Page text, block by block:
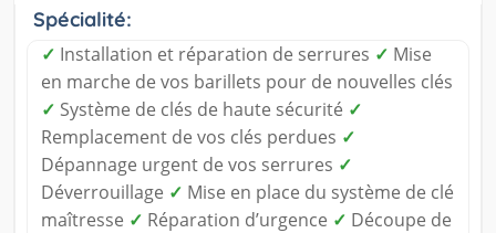
Spécialité:
✓ Installation et réparation de serrures ✓ Mise
en marche de vos barillets pour de nouvelles clés
✓ Système de clés de haute sécurité ✓
Remplacement de vos clés perdues ✓
Dépannage urgent de vos serrures ✓
Déverrouillage ✓ Mise en place du système de clé
maîtresse ✓ Réparation d’urgence ✓ Découpe de